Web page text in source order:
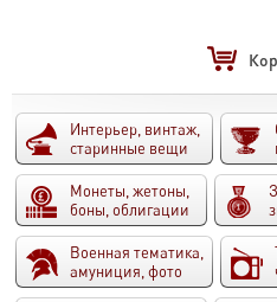
Интерьер, винтаж,
старинные вещи
Монеты, жетоны,
боны, облигации
Военная тематика,
амуниция, фото